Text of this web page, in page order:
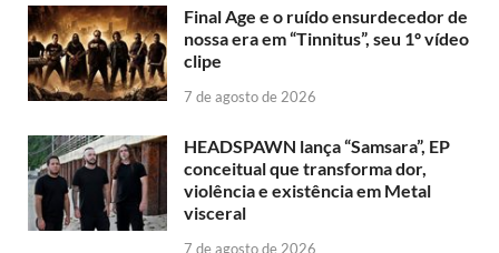
Final Age e o ruído ensurdecedor de
nossa era em “Tinnitus”, seu 1º vídeo
clipe
7 de agosto de 2026
HEADSPAWN lança “Samsara”, EP
conceitual que transforma dor,
violência e existência em Metal
visceral
7 de agosto de 2026